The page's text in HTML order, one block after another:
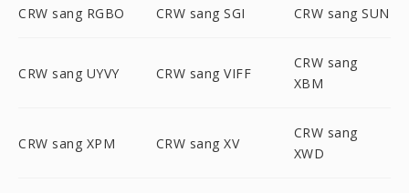
CRW sang RGBO CRW sang SGI CRW sang SUN
CRW sang UYVY CRW sang VIFF
CRW sang
XBM
CRW sang XPM CRW sang XV
CRW sang
XWD